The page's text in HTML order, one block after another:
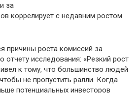
за
коррелирует с недавним ростом
причины роста комиссий за
отчету исследования: «Резкий рост
к тому, что большинство людей
не пропустить ралли. Когда
потенциальных инвесторов